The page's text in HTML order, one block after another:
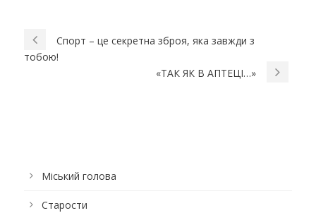
Спорт – це секретна зброя, яка завжди з
тобою!
«ТАК ЯК В АПТЕЦІ…»
Міський голова
Старости